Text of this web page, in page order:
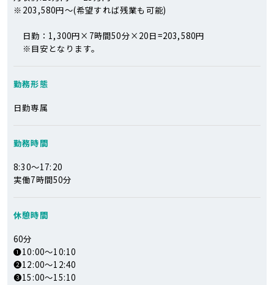
※ 203,580円～(希望すれば残業も可能)
日勤：1,300円×7時間50分×20日=203,580円
※目安となります。
勤務形態
日勤専属
勤務時間
8:30～17:20
実働7時間50分
休憩時間
60分
❶10:00～10:10
❷12:00～12:40
❸15:00～15:10